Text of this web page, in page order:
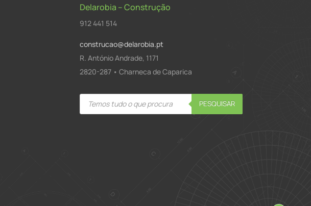
Delarobia – Construção
912 441 514
construcao@delarobia.pt
R. António Andrade, 1171
2820-287 • Charneca de Caparica
Products
search PESQUISAR